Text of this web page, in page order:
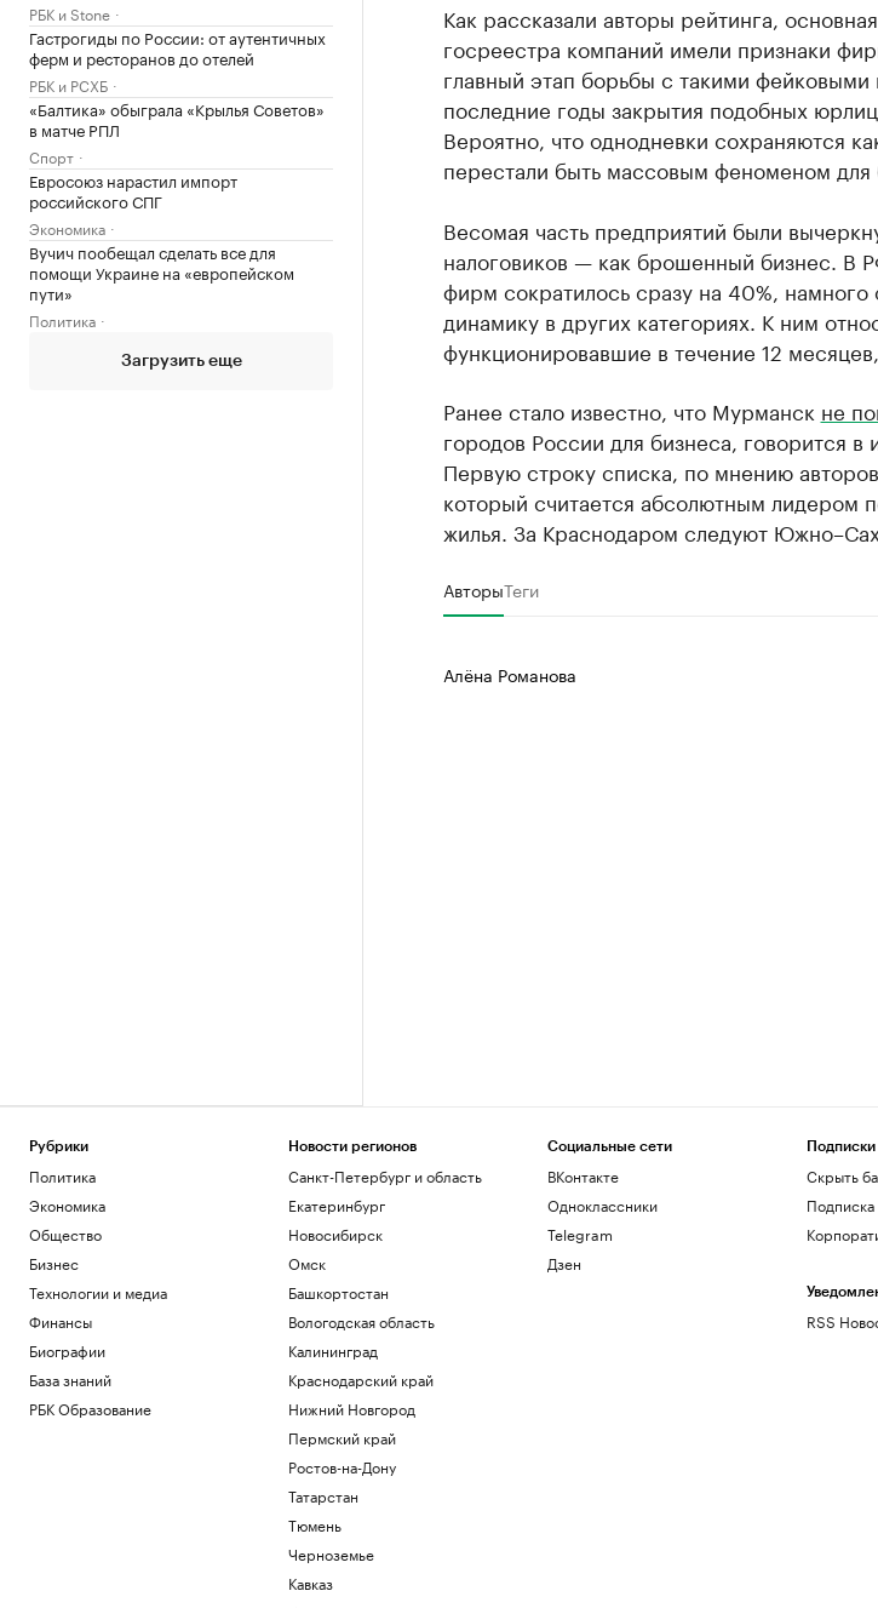
РБК и Stone
Гастрогиды по России: от аутентичных
ферм и ресторанов до отелей
РБК и РСХБ
«Балтика» обыграла «Крылья Советов»
в матче РПЛ
Спорт
Евросоюз нарастил импорт
российского СПГ
Экономика
Вучич пообещал сделать все для
помощи Украине на «европейском
пути»
Политика
Загрузить еще
Как рассказали авторы рейтинга,
госреестра компаний имели признаки
главный этап борьбы с такими
последние годы закрытия подобных
Вероятно, что однодневки сохраняются
перестали быть массовым феноменом для
Весомая часть предприятий были
налоговиков — как брошенный бизнес. В
фирм сократилось сразу на 40%,
динамику в других категориях. К ним
функционировавшие в течение 12
Ранее стало известно, что Мурманск не
городов России для бизнеса, говорится в
Первую строку списка, по мнению
который считается абсолютным лидером
жилья. За Краснодаром следуют
АвторыТеги
Алёна Романова
Рубрики
Политика
Экономика
Общество
Бизнес
Технологии и медиа
Финансы
Биографии
База знаний
РБК Образование
Новости регионов
Санкт-Петербург и область
Екатеринбург
Новосибирск
Омск
Башкортостан
Вологодская область
Калининград
Краснодарский край
Нижний Новгород
Пермский край
Ростов-на-Дону
Татарстан
Тюмень
Черноземье
Кавказ
Социальные сети
ВКонтакте
Одноклассники
Telegram
Дзен
Подписки
Скрыть
RSS